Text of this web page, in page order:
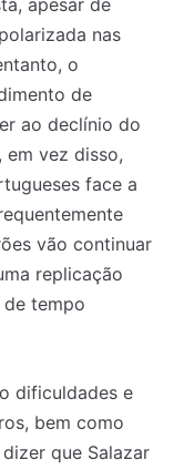
apesar de
nas
o
de
ao declínio do
em vez disso,
face a
vão continuar
replicação
tempo
dificuldades e
bem como
que Salazar